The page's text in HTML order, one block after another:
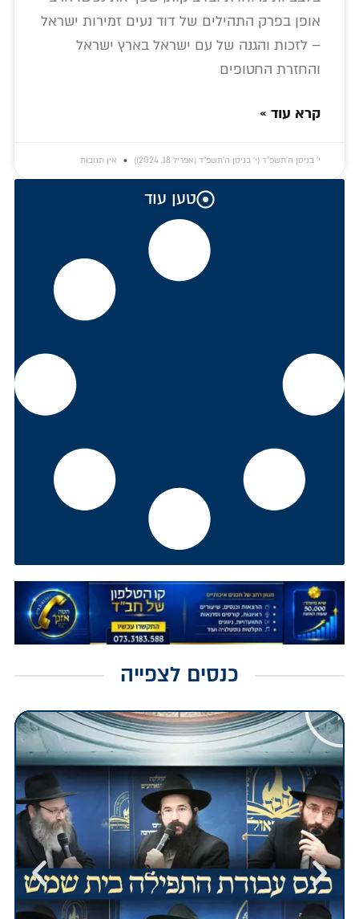
אופן בפרק התהילים של דוד נעים זמירות ישראל
– לזכות והגנה של עם ישראל בארץ ישראל
והחזרת החטופים
קרא עוד »
י׳ בניסן ה׳תשפ״ד (י׳ בניסן ה׳תשפ״ד (אפריל 18, 2024)) אין תגובות
טען עוד
כנסים לצפייה